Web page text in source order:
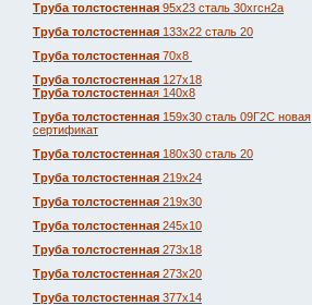
Труба толстостенная 95х23 сталь 30хгсн2а
Труба толстостенная 133х22 сталь 20
Труба толстостенная 70х8
Труба толстостенная 127х18
Труба толстостенная 140х8
Труба толстостенная 159х30 сталь 09Г2С новая
сертификат
Труба толстостенная 180х30 сталь 20
Труба толстостенная 219х24
Труба толстостенная 219х30
Труба толстостенная 245х10
Труба толстостенная 273х18
Труба толстостенная 273х20
Труба толстостенная 377х14